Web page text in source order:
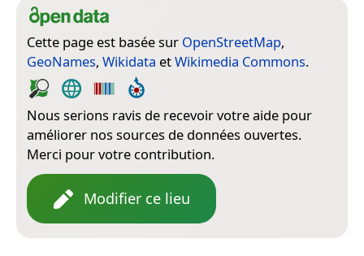
Cette page est basée sur OpenStreetMap,
GeoNames, Wikidata etWikimedia Commons.
Nous serions ravis de recevoir votre aide pour
améliorer nos sources de données ouvertes.
Merci pour votre contribution.
Modifier ce lieu